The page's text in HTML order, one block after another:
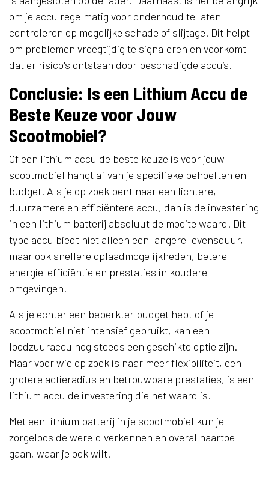
om je accu regelmatig voor onderhoud te laten
controleren op mogelijke schade of slijtage. Dit helpt
om problemen vroegtijdig te signaleren en voorkomt
dat er risico's ontstaan door beschadigde accu’s.
Conclusie: Is een Lithium Accu de
Beste Keuze voor Jouw
Scootmobiel?
Of een lithium accu de beste keuze is voor jouw
scootmobiel hangt af van je specifieke behoeften en
budget. Als je op zoek bent naar een lichtere,
duurzamere en efficiëntere accu, dan is de investering
in een lithium batterij absoluut de moeite waard. Dit
type accu biedt niet alleen een langere levensduur,
maar ook snellere oplaadmogelijkheden, betere
energie-efficiëntie en prestaties in koudere
omgevingen.
Als je echter een beperkter budget hebt of je
scootmobiel niet intensief gebruikt, kan een
loodzuuraccu nog steeds een geschikte optie zijn.
Maar voor wie op zoek is naar meer flexibiliteit, een
grotere actieradius en betrouwbare prestaties, is een
lithium accu de investering die het waard is.
Met een lithium batterij in je scootmobiel kun je
zorgeloos de wereld verkennen en overal naartoe
gaan, waar je ook wilt!